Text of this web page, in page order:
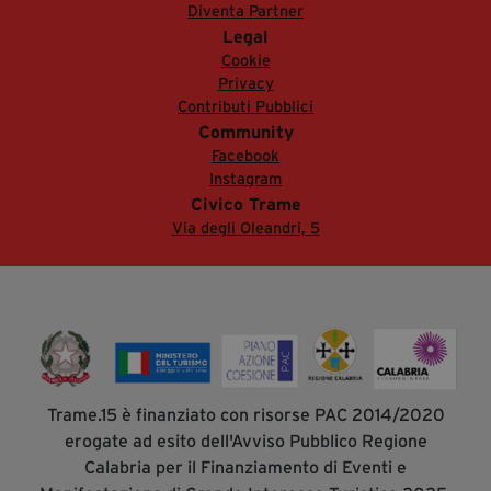
Diventa Partner
Legal
Cookie
Privacy
Contributi Pubblici
Community
Facebook
Instagram
Civico Trame
Via degli Oleandri, 5
Trame.15 è finanziato con risorse PAC 2014/2020
erogate ad esito dell'Avviso Pubblico Regione
Calabria per il Finanziamento di Eventi e